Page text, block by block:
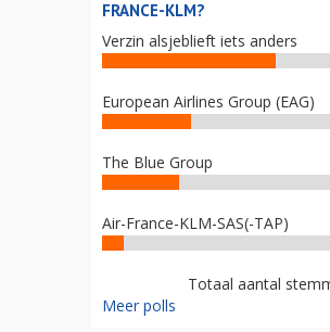
FRANCE-KLM?
Verzin alsjeblieft iets anders
European Airlines Group (EAG)
The Blue Group
Air-France-KLM-SAS(-TAP)
Totaal aantal
Meer polls